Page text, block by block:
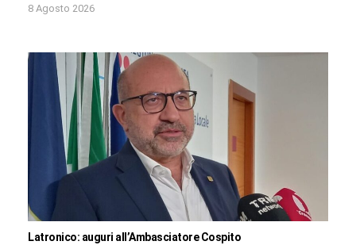
8 Agosto 2026
Latronico: auguri all’Ambasciatore Cospito